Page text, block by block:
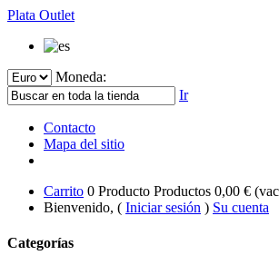
Plata Outlet
Moneda:
Ir
Contacto
Mapa del sitio
Carrito 0 Producto Productos 0,00 €
Bienvenido, ( Iniciar sesión ) Su cuenta
Categorías